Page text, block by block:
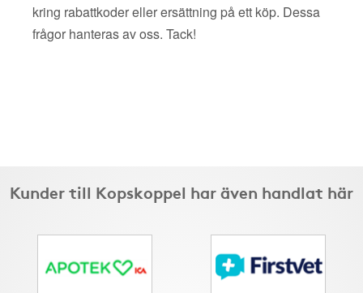
kring rabattkoder eller ersättning på ett köp. Dessa
frågor hanteras av oss. Tack!
Kunder till Kopskoppel har även handlat här